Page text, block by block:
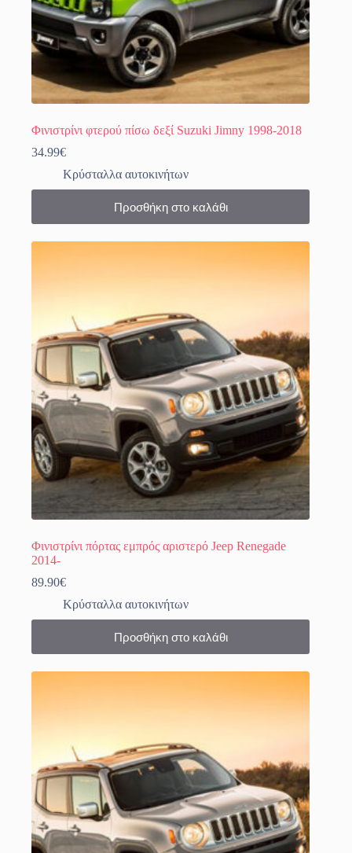
Φινιστρίνι φτερού πίσω δεξί Suzuki Jimny 1998-2018
34.99€
Κρύσταλλα αυτοκινήτων
Προσθήκη στο καλάθι
Φινιστρίνι πόρτας εμπρός αριστερό Jeep Renegade
2014-
89.90€
Κρύσταλλα αυτοκινήτων
Προσθήκη στο καλάθι